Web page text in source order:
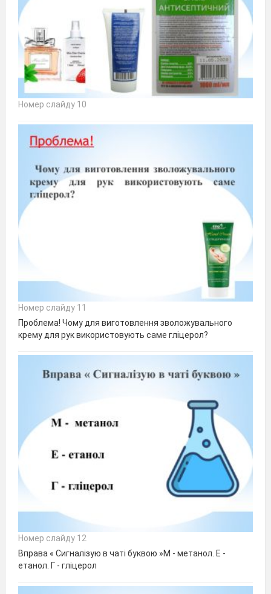
Номер слайду 10
Номер слайду 11
Проблема! Чому для виготовлення зволожувального
крему для рук використовують саме гліцерол?
Номер слайду 12
Вправа « Сигналізую в чаті буквою »М - метанол. Е -
етанол. Г - гліцерол